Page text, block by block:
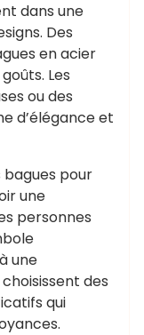
dans une
Des
en acier
Les
ou des
d’élégance et
pour
une
personnes
une
des
qui